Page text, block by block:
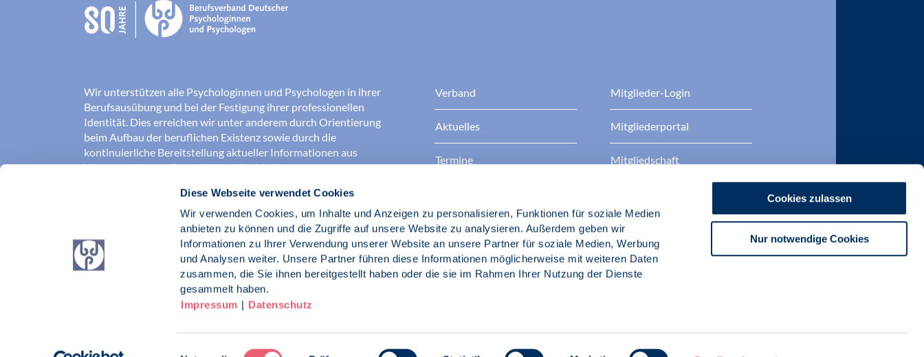
Diese Webseite verwendet Cookies
Wir verwenden Cookies, um Inhalte und Anzeigen zu personalisieren, Funktionen für soziale Medien
anbieten zu können und die Zugriffe auf unsere Website zu analysieren. Außerdem geben wir
Informationen zu Ihrer Verwendung unserer Website an unsere Partner für soziale Medien, Werbung
und Analysen weiter. Unsere Partner führen diese Informationen möglicherweise mit weiteren Daten
zusammen, die Sie ihnen bereitgestellt haben oder die sie im Rahmen Ihrer Nutzung der Dienste
gesammelt haben.
Impressum | Datenschutz
Einwilligungsauswahl
Cookies zulassen
Nur notwendige Cookies
Wir unterstützen alle Psychologinnen und Psychologen in ihrer
Berufsausübung und bei der Festigung ihrer professionellen
Identität. Dies erreichen wir unter anderem durch Orientierung
beim Aufbau der beruflichen Existenz sowie durch die
kontinuierliche Bereitstellung aktueller Informationen aus
Wissenschaft und Praxis für den Berufsalltag.
Wir erschließen und sichern Berufsfelder und sorgen dafür, dass
Erkenntnisse der Psychologie kompetent und verantwortungsvoll
umgesetzt werden. Darüber hinaus stärken wir das Ansehen aller
Psychologinnen und Psychologen in der Öffentlichkeit und
vertreten eigene berufspolitische Positionen in der Gesellschaft.
Berufsverband Deutscher Psychologinnen und Psychologen
Verband
Aktuelles
Termine
Berufsethik
Fach- und Berufspolitik
Mitglieder-Login
Mitgliederportal
Mitgliedschaft
BDP Zertifizierungen
Impressum